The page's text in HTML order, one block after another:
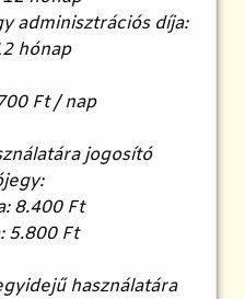
adminisztrációs díja:
hónap
Ft / nap
jogosító
8.400 Ft
5.800 Ft
használatára